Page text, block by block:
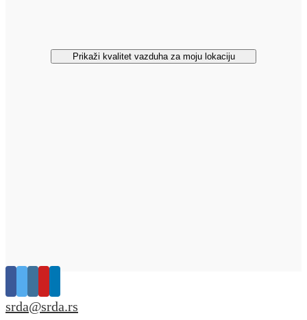
Prikaži kvalitet vazduha za moju lokaciju
srda@srda.rs